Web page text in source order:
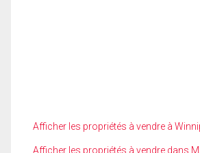
Afficher les propriétés à vendre à
Afficher les propriétés à vendre dans